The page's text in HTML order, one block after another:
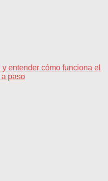
entender cómo funciona el
paso